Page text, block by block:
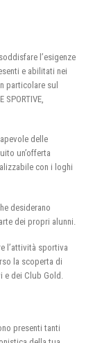
l’esigenze
e abilitati nei
particolare sul
delle
un’offerta
con i loghi
desiderano
dei propri alunni.
l’attività sportiva
la scoperta di
dei Club Gold.
presenti tanti